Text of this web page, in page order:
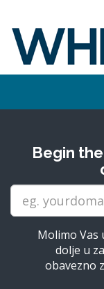
Begin
Molimo Vas
dolje u
obavezno